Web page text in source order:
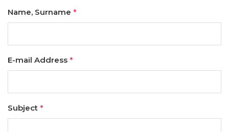
Name, Surname *
E-mail Address *
Subject *